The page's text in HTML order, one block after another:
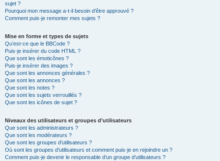
sujet ?
Pourquoi mon message a-t-il besoin d’être approuvé ?
Comment puis-je remonter mes sujets ?
Mise en forme et types de sujets
Qu’est-ce que le BBCode ?
Puis-je insérer du code HTML ?
Que sont les émoticônes ?
Puis-je insérer des images ?
Que sont les annonces générales ?
Que sont les annonces ?
Que sont les notes ?
Que sont les sujets verrouillés ?
Que sont les icônes de sujet ?
Niveaux des utilisateurs et groupes d’utilisateurs
Que sont les administrateurs ?
Que sont les modérateurs ?
Que sont les groupes d’utilisateurs ?
Où sont les groupes d’utilisateurs et comment puis-je en rejoindre un ?
Comment puis-je devenir le responsable d’un groupe d’utilisateurs ?